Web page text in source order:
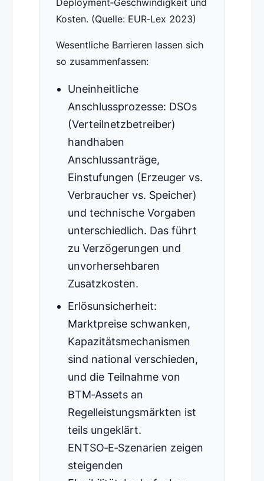
Deployment‑Geschwindigkeit und
Kosten. (Quelle: EUR‑Lex 2023)
Wesentliche Barrieren lassen sich
so zusammenfassen:
Uneinheitliche
Anschlussprozesse: DSOs
(Verteilnetzbetreiber)
handhaben
Anschlussanträge,
Einstufungen (Erzeuger vs.
Verbraucher vs. Speicher)
und technische Vorgaben
unterschiedlich. Das führt
zu Verzögerungen und
unvorhersehbaren
Zusatzkosten.
Erlösunsicherheit:
Marktpreise schwanken,
Kapazitätsmechanismen
sind national verschieden,
und die Teilnahme von
BTM‑Assets an
Regelleistungsmärkten ist
teils ungeklärt.
ENTSO‑E‑Szenarien zeigen
steigenden